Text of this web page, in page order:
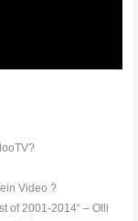
Video ?
of 2001-2014“ – Olli